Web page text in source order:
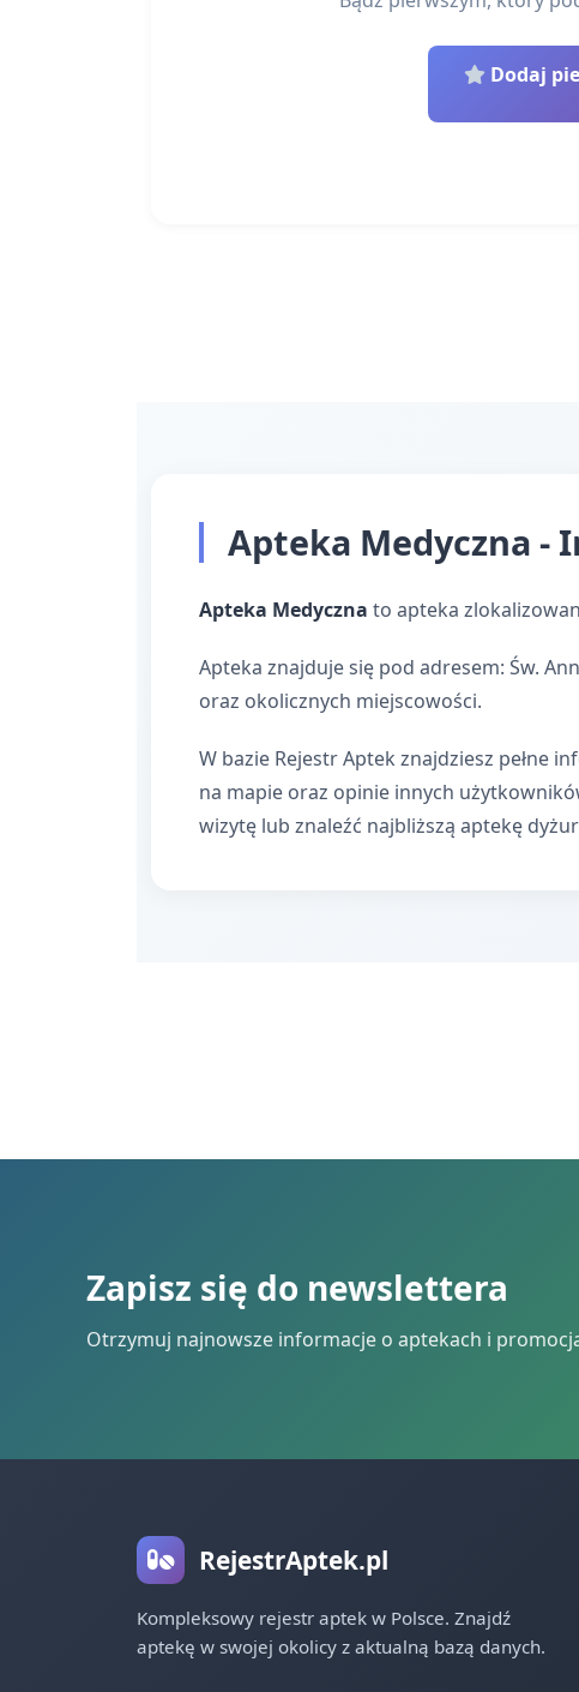
Dodaj
Apteka Medyczna -
Apteka Medyczna to apteka
Apteka znajduje się pod adresem: Św.
oraz okolicznych miejscowości.
W bazie Rejestr Aptek znajdziesz pełne
na mapie oraz opinie innych
wizytę lub znaleźć najbliższą aptekę
Zapisz się do newslettera
Otrzymuj najnowsze informacje o aptekach i
RejestrAptek.pl
Kompleksowy rejestr aptek w Polsce. Znajdź
aptekę w swojej okolicy z aktualną bazą danych.